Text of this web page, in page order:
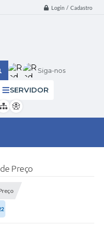
Login / Cadastro
Siga-nos
SERVIDOR
Preço